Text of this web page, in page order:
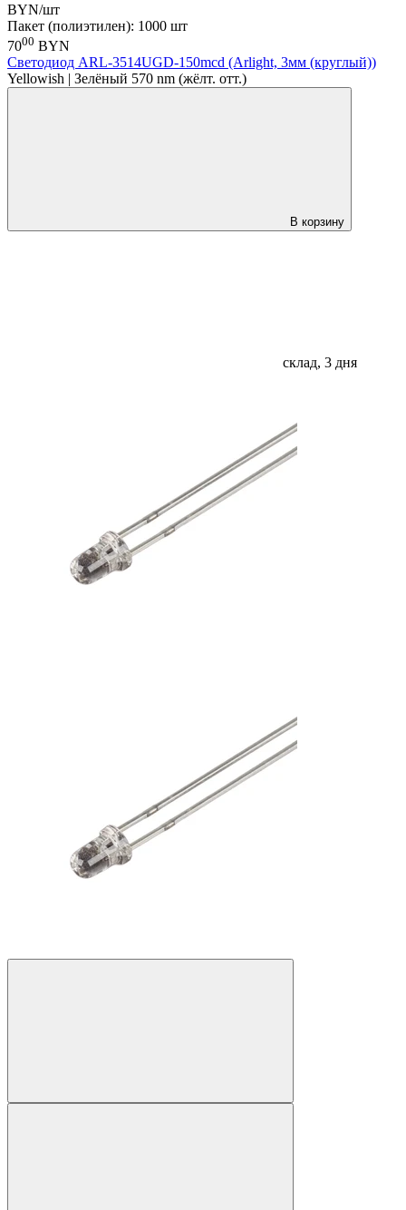
BYN/шт
Пакет (полиэтилен): 1000 шт
7000 BYN
Светодиод ARL-3514UGD-150mcd (Arlight, 3мм (круглый))
Yellowish | Зелёный 570 nm (жёлт. отт.)
В корзину
склад, 3 дня